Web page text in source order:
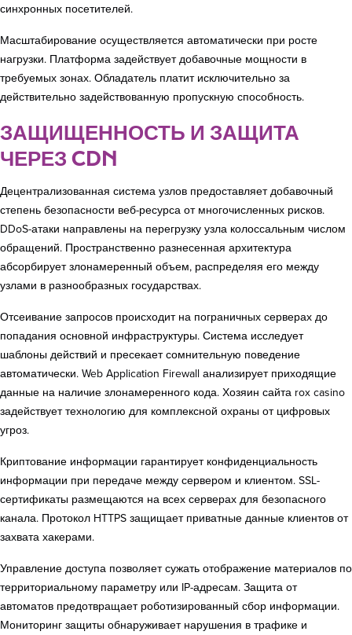
синхронных посетителей.
Масштабирование осуществляется автоматически при росте
нагрузки. Платформа задействует добавочные мощности в
требуемых зонах. Обладатель платит исключительно за
действительно задействованную пропускную способность.
ЗАЩИЩЕННОСТЬ И ЗАЩИТА
ЧЕРЕЗ CDN
Децентрализованная система узлов предоставляет добавочный
степень безопасности веб-ресурса от многочисленных рисков.
DDoS-атаки направлены на перегрузку узла колоссальным числом
обращений. Пространственно разнесенная архитектура
абсорбирует злонамеренный объем, распределяя его между
узлами в разнообразных государствах.
Отсеивание запросов происходит на пограничных серверах до
попадания основной инфраструктуры. Система исследует
шаблоны действий и пресекает сомнительную поведение
автоматически. Web Application Firewall анализирует приходящие
данные на наличие злонамеренного кода. Хозяин сайта rox casino
задействует технологию для комплексной охраны от цифровых
угроз.
Криптование информации гарантирует конфиденциальность
информации при передаче между сервером и клиентом. SSL-
сертификаты размещаются на всех серверах для безопасного
канала. Протокол HTTPS защищает приватные данные клиентов от
захвата хакерами.
Управление доступа позволяет сужать отображение материалов по
территориальному параметру или IP-адресам. Защита от
автоматов предотвращает роботизированный сбор информации.
Мониторинг защиты обнаруживает нарушения в трафике и